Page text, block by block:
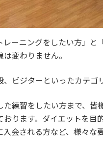
ーニングをしたい方」と
変わりません。
ビジターといったカテゴ
練習をしたい方まで、皆
ります。ダイエットを目
会される方など、様々な